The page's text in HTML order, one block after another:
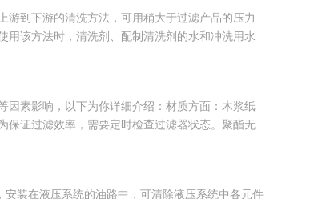
游到下游的清洗方法，可用稍大于过滤产品的压力
用该方法时，清洗剂、配制清洗剂的水和冲洗用水
因素影响，以下为你详细介绍：材质方面：木浆纸
保证过滤效率，需要定时检查过滤器状态。聚酯无
装在液压系统的油路中，可清除液压系统中各元件